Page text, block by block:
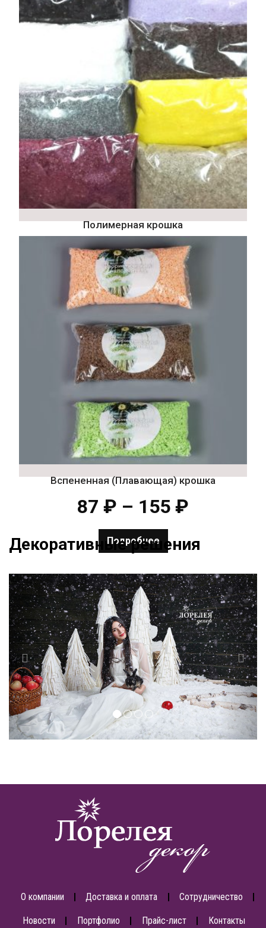
Полимерная крошка
73₽ – 252₽
Подробнее
Вспененная (Плавающая) крошка
87 ₽ – 155 ₽
Подробнее
Декоративные решения
О компании Доставка и оплата Сотрудничество
Новости Портфолио Прайс-лист Контакты